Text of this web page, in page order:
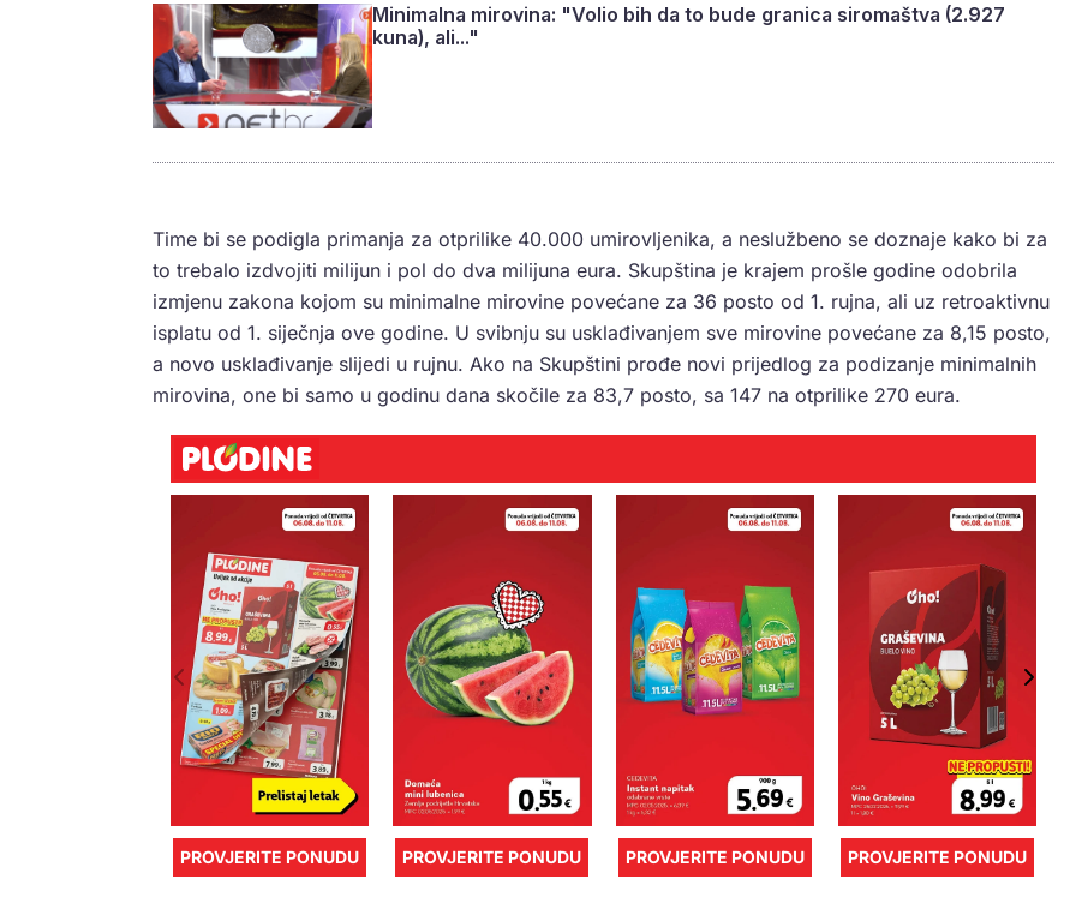
Minimalna mirovina: "Volio bih da to bude granica siromaštva (2.927
kuna), ali..."
Time bi se podigla primanja za otprilike 40.000 umirovljenika, a neslužbeno se doznaje kako bi za
to trebalo izdvojiti milijun i pol do dva milijuna eura. Skupština je krajem prošle godine odobrila
izmjenu zakona kojom su minimalne mirovine povećane za 36 posto od 1. rujna, ali uz retroaktivnu
isplatu od 1. siječnja ove godine. U svibnju su usklađivanjem sve mirovine povećane za 8,15 posto,
a novo usklađivanje slijedi u rujnu. Ako na Skupštini prođe novi prijedlog za podizanje minimalnih
mirovina, one bi samo u godinu dana skočile za 83,7 posto, sa 147 na otprilike 270 eura.
PROVJERITE PONUDU PROVJERITE PONUDU PROVJERITE PONUDU PROVJERITE PONUDU